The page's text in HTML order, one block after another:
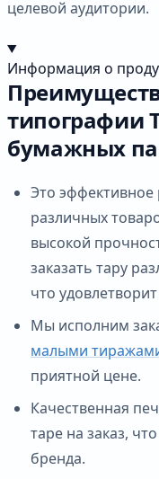
целевой аудитории.
Информация о
типографии
бумажных
Это эффективное
различных
высокой
заказать тару
что
Мы исполним
малыми
приятной цене.
Качественная
таре на заказ,
бренда.